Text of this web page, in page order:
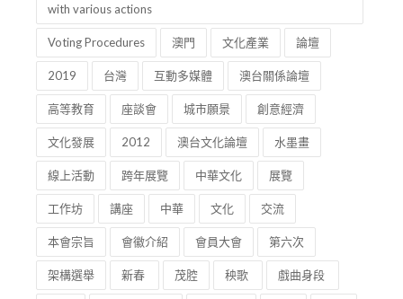
with various actions
Voting Procedures 澳門 文化產業 論壇
2019 台灣 互動多媒體 澳台關係論壇
高等教育 座談會 城市願景 創意經濟
文化發展 2012 澳台文化論壇 水墨畫
線上活動 跨年展覽 中華文化 展覽
工作坊 講座 中華 文化 交流
本會宗旨 會徽介紹 會員大會 第六次
架構選舉 新春 茂腔 秧歌 戲曲身段